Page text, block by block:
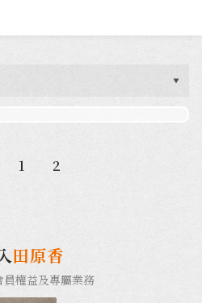
1 2
田原香
員權益及專屬業務